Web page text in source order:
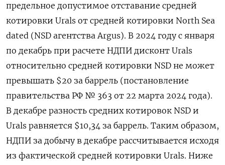
предельное допустимое отставание средней
котировки Urals от средней котировки North Sea
dated (NSD агентства Argus). В 2024 году с января
по декабрь при расчете НДПИ дисконт Urals
относительно средней котировки NSD не может
превышать $20 за баррель (постановление
правительства РФ № 363 от 22 марта 2024 года).
В декабре разность средних котировок NSD и
Urals равняется $10,34 за баррель. Таким образом,
НДПИ за добычу в декабре рассчитывается исходя
из фактической средней котировки Urals. Ниже